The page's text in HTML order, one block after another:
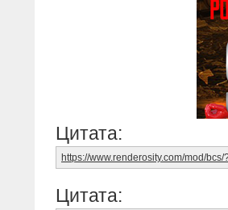
Цитата:
https://www.renderosity.com/mod/
Цитата: